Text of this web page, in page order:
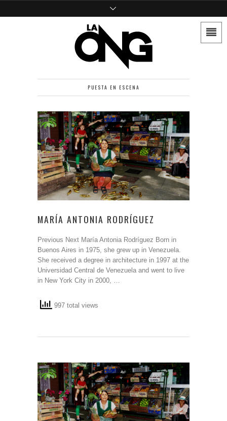
PUESTA EN ESCENA
MARÍA ANTONIA RODRÍGUEZ
Previous Next María Antonia Rodríguez Born in
Buenos Aires in 1975, she grew up in Venezuela.
She received a degree in architecture in 1997 at the
Universidad Central de Venezuela and went to live
in New York City in 2000, …
997 total views